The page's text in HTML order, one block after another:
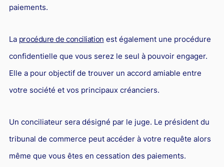
paiements.
La procédure de conciliation est également une procédure
confidentielle que vous serez le seul à pouvoir engager.
Elle a pour objectif de trouver un accord amiable entre
votre société et vos principaux créanciers.
Un conciliateur sera désigné par le juge. Le président du
tribunal de commerce peut accéder à votre requête alors
même que vous êtes en cessation des paiements.